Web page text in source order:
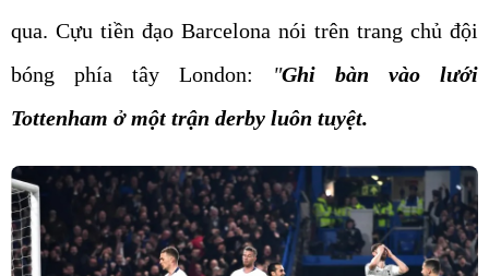
qua. Cựu tiền đạo Barcelona nói trên trang chủ đội
bóng phía tây London: "Ghi bàn vào lưới
Tottenham ở một trận derby luôn tuyệt.